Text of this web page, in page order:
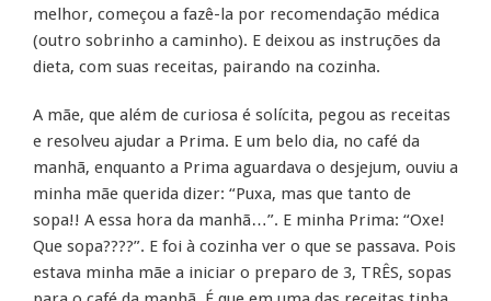
melhor, começou a fazê-la por recomendação médica
(outro sobrinho a caminho). E deixou as instruções da
dieta, com suas receitas, pairando na cozinha.
A mãe, que além de curiosa é solícita, pegou as receitas
e resolveu ajudar a Prima. E um belo dia, no café da
manhã, enquanto a Prima aguardava o desjejum, ouviu a
minha mãe querida dizer: “Puxa, mas que tanto de
sopa!! A essa hora da manhã…”. E minha Prima: “Oxe!
Que sopa????”. E foi à cozinha ver o que se passava. Pois
estava minha mãe a iniciar o preparo de 3, TRÊS, sopas